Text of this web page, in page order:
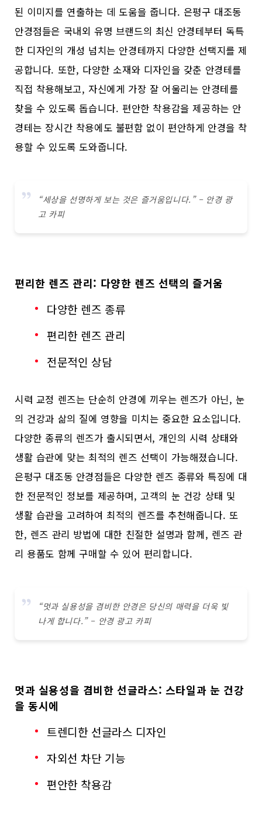
된 이미지를 연출하는 데 도움을 줍니다. 은평구 대조동
안경점들은 국내외 유명 브랜드의 최신 안경테부터 독특
한 디자인의 개성 넘치는 안경테까지 다양한 선택지를 제
공합니다. 또한, 다양한 소재와 디자인을 갖춘 안경테를
직접 착용해보고, 자신에게 가장 잘 어울리는 안경테를
찾을 수 있도록 돕습니다. 편안한 착용감을 제공하는 안
경테는 장시간 착용에도 불편함 없이 편안하게 안경을 착
용할 수 있도록 도와줍니다.
“세상을 선명하게 보는 것은 즐거움입니다.” – 안경 광
고 카피
편리한 렌즈 관리: 다양한 렌즈 선택의 즐거움
다양한 렌즈 종류
편리한 렌즈 관리
전문적인 상담
시력 교정 렌즈는 단순히 안경에 끼우는 렌즈가 아닌, 눈
의 건강과 삶의 질에 영향을 미치는 중요한 요소입니다.
다양한 종류의 렌즈가 출시되면서, 개인의 시력 상태와
생활 습관에 맞는 최적의 렌즈 선택이 가능해졌습니다.
은평구 대조동 안경점들은 다양한 렌즈 종류와 특징에 대
한 전문적인 정보를 제공하며, 고객의 눈 건강 상태 및
생활 습관을 고려하여 최적의 렌즈를 추천해줍니다. 또
한, 렌즈 관리 방법에 대한 친절한 설명과 함께, 렌즈 관
리 용품도 함께 구매할 수 있어 편리합니다.
“멋과 실용성을 겸비한 안경은 당신의 매력을 더욱 빛
나게 합니다.” – 안경 광고 카피
멋과 실용성을 겸비한 선글라스: 스타일과 눈 건강
을 동시에
트렌디한 선글라스 디자인
자외선 차단 기능
편안한 착용감